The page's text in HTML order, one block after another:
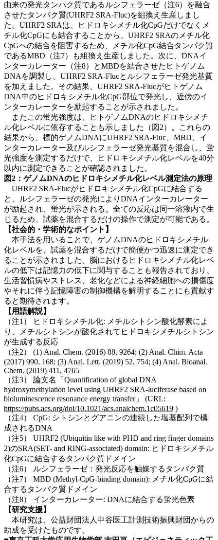
由来の発光タンパク質であるルシフェラーゼ（注6）を融合
させたタンパク質(UHRF2 SRA-Fluc)を組換え生産しまし
た。UHRF2 SRAは、ヒドロキシメチル化CpGだけでなくメ
チル化CpGにも結合することから、UHRF2 SRAのメチル化
CpGへの結合を阻害するため、メチル化CpG結合タンパク質
であるMBD（注7）も組換え生産しました。次に、DNAイ
ンターカレーター（注8）とMBDを結合させたヒトゲノム
DNAを調製し、UHRF2 SRA-Flucとルシフェラーゼ発光基質
を加えました。その結果、UHRF2 SRA-Flucがヒトゲノム
DNA中のヒドロキシメチル化CpG部位で発光し、近傍のイ
ンターカレーターを励起することが示されました。
またこの蛍光強度は、ヒトゲノムDNAのヒドロキシメチ
ル化レベルに依存することも示しました（図2）。これらの
結果から、標的ゲノムDNAにUHRF2 SRA-Fluc、MBD、イ
ンターカレーター及びルシフェラーゼ発光基質を混合し、蛍
光強度を測定するだけで、ヒドロキシメチル化レベルを40分
以内に測定できることが確認されました。
図2：ゲノムDNAのヒドロキシメチル化レベル測定法の原理
UHRF2 SRA-Flucがヒドロキシメチル化CpGに結合する
と、ルシフェラーゼの発光によりDNAインターカレーター
が励起され、蛍光が示される。全ての反応は同一溶液内で生
じるため、試薬を混合するだけの操作で測定が可能である。
【社会的・学術的なポイント】
本手法を用いることで、ゲノムDNAのヒドロキシメチル
化レベルを、試薬を混合するだけで簡便かつ迅速に測定でき
ることが示されました。脳におけるヒドロキシメチル化レベ
ルの低下は記憶力の低下に関与することも報告されており、
生活習慣病やストレス、老化などによる神経細胞への損傷度
やそれに伴う記憶障害の制御機構を解明することにも貢献す
ると期待されます。
【用語解説】
（注1） ヒドロキシメチル化: メチルシトシン酸化酵素によ
り、メチルシトシンが酸化されてヒドロキシメチルシトシン
が生成する反応
（注2） (1) Anal. Chem. (2016) 88, 9264; (2) Anal. Chim. Acta
(2017) 990, 168; (3) Anal. Lett. (2019) 52, 754; (4) Anal. Bioanal.
Chem. (2019) 411, 4765
（注3） 論文名「Quantification of global DNA
hydroxymethylation level using UHRF2 SRA-luciferase based on
bioluminescence resonance energy transfer」 (URL:
https://pubs.acs.org/doi/10.1021/acs.analchem.1c05619 )
（注4） CpG: シトシンとグアニンの連続した塩基配列で構
成されるDNA
（注5） UHRF2 (Ubiquitin like with PHD and ring finger domains
2)のSRA(SET- and RING-associated) domain: ヒドロキシメチル
化CpGに結合するタンパク質ドメイン
（注6） ルシフェラーゼ：発光反応を触媒するタンパク質
（注7） MBD (Methyl-CpG-binding domain): メチル化CpGに結
合するタンパク質ドメイン
（注8） インターカレーター: DNAに結合する蛍光色素
【研究支援】
本研究は、公益財団法人中谷医工計測技術振興財団からの
助成を受けたものです。